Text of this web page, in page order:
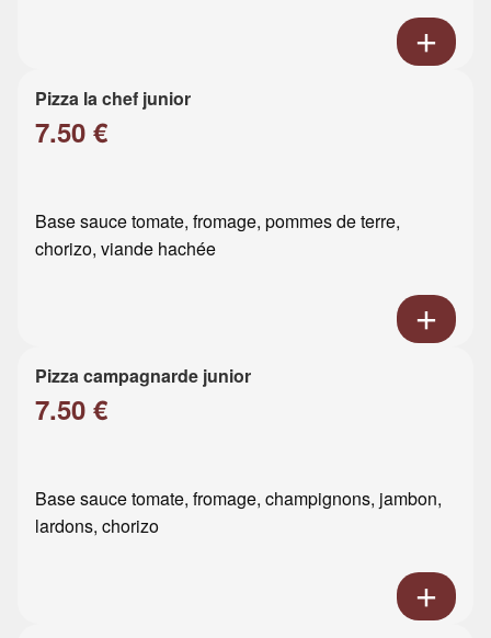
Pizza la chef junior
7.50 €
Base sauce tomate, fromage, pommes de terre,
chorizo, viande hachée
Pizza campagnarde junior
7.50 €
Base sauce tomate, fromage, champignons, jambon,
lardons, chorizo